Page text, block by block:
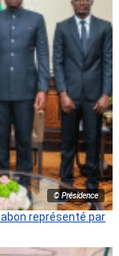
© Présidence
représenté par